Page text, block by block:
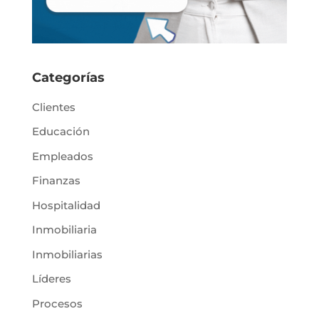
Categorías
Clientes
Educación
Empleados
Finanzas
Hospitalidad
Inmobiliaria
Inmobiliarias
Líderes
Procesos